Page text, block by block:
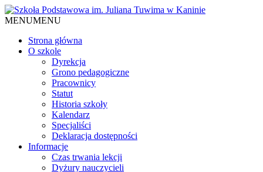
MENUMENU
Strona główna
O szkole
Dyrekcja
Grono pedagogiczne
Pracownicy
Statut
Historia szkoły
Kalendarz
Specjaliści
Deklaracja dostępności
Informacje
Czas trwania lekcji
Dyżury nauczycieli